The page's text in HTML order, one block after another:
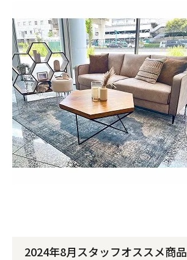
2024年8月スタッフオススメ商品